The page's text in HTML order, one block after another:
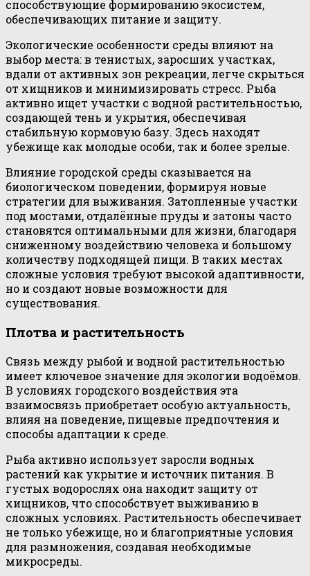
способствующие формированию экосистем,
обеспечивающих питание и защиту.
Экологические особенности среды влияют на
выбор места: в тенистых, заросших участках,
вдали от активных зон рекреации, легче скрыться
от хищников и минимизировать стресс. Рыба
активно ищет участки с водной растительностью,
создающей тень и укрытия, обеспечивая
стабильную кормовую базу. Здесь находят
убежище как молодые особи, так и более зрелые.
Влияние городской среды сказывается на
биологическом поведении, формируя новые
стратегии для выживания. Затопленные участки
под мостами, отдалённые пруды и затоны часто
становятся оптимальными для жизни, благодаря
сниженному воздействию человека и большому
количеству подходящей пищи. В таких местах
сложные условия требуют высокой адаптивности,
но и создают новые возможности для
существования.
Плотва и растительность
Связь между рыбой и водной растительностью
имеет ключевое значение для экологии водоёмов.
В условиях городского воздействия эта
взаимосвязь приобретает особую актуальность,
влияя на поведение, пищевые предпочтения и
способы адаптации к среде.
Рыба активно использует заросли водных
растений как укрытие и источник питания. В
густых водорослях она находит защиту от
хищников, что способствует выживанию в
сложных условиях. Растительность обеспечивает
не только убежище, но и благоприятные условия
для размножения, создавая необходимые
микросреды.